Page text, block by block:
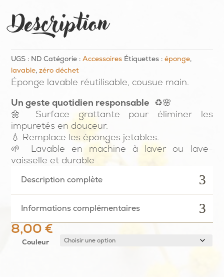
Description
UGS : ND Catégorie :Accessoires Étiquettes :éponge,
lavable,zéro déchet
Éponge lavable réutilisable, cousue main.
Un geste quotidien responsable ♻️🌸
🌼 Surface grattante pour éliminer les
impuretés en douceur.
💧 Remplace les éponges jetables.
🌱 Lavable en machine à laver ou lave-
vaisselle et durable
Description complète
Informations complémentaires
8,00€
Couleur